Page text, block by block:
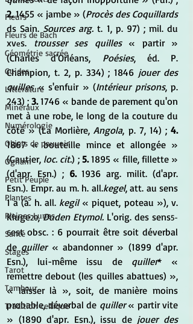
Fleurs
Fleurs de Bach
Géométrie sacrée
Guides
Littérature
Minéraux
Numérologie
Objets de pouvoir
Ogham
Petit Peuple
Plantes
Pleines Lunes
Santé
Stages
Tarot
Tambour
Tradition celtique
2. 1455 « jambe » (Procès des Coquillards
ds Sain. Sources arg. t. 1, p. 97) ; mil. du
xves. trousser ses quilles « partir »
(Charles d'Orléans, Poésies, éd. P.
Champion, t. 2, p. 334) ; 1846 jouer des
quilles « s'enfuir » (Intérieur prisons, p.
243) ; 3. 1746 « bande de parement qu'on
met à une robe, le long de la couture du
côté » (La Morlière, Angola, p. 7, 14) ; 4.
1867 « bouteille mince et allongée »
(Gautier, loc. cit.) ; 5. 1895 « fille, fillette »
(d'apr. Esn.) ; 6. 1936 arg. milit. (d'apr.
Esn.). Empr. au m. h. all.kegel, att. au sens
1 a (a. h. all. kegil « piquet, poteau »), v.
Kluge20, Duden Etymol. L'orig. des sens5-
6est obsc. : 6 pourrait être soit déverbal
de quiller « abandonner » (1899 d'apr.
Esn.), lui-même issu de quiller* «
remettre debout (les quilles abattues) »,
« laisser là », soit, de manière moins
probable, déverbal de quiller « partir vite
» (1890 d'apr. Esn.), issu de jouer des